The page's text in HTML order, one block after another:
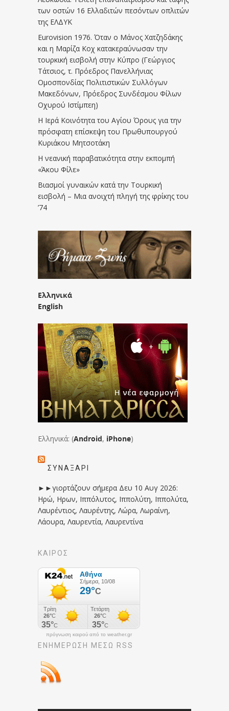
των οστών 16 Ελλαδιτών πεσόντων οπλιτών
της ΕΛΔΥΚ
Eurovision 1976. Όταν ο Μάνος Χατζηδάκης
και η Μαρίζα Κοχ κατακεραύνωσαν την
τουρκική εισβολή στην Κύπρο (Γεώργιος
Τάτσιος, τ. Πρόεδρος Πανελλήνιας
Ομοσπονδίας Πολιτιστικών Συλλόγων
Μακεδόνων, Πρόεδρος Συνδέσμου Φίλων
Οχυρού Ιστίμπεη)
Η Ιερά Κοινότητα του Αγίου Όρους για την
πρόσφατη επίσκεψη του Πρωθυπουργού
Κυριάκου Μητσοτάκη
Η νεανική παραβατικότητα στην εκπομπή
«Άκου Φίλε»
Βιασμοί γυναικών κατά την Τουρκική
εισβολή – Μια ανοιχτή πληγή της φρίκης του
’74
Ελληνικά
English
Ελληνικά: (Android, iPhone)
ΣΥΝΑΞΆΡΙ
►►γιορτάζουν σήμερα Δευ 10 Αυγ 2026:
Ηρώ, Ηρων, Ιππόλυτος, Ιππολύτη, Ιππολύτα,
Λαυρέντιος, Λαυρέντης, Λώρα, Λωραίνη,
Λάουρα, Λαυρεντία, Λαυρεντίνα
ΚΑΙΡΟΣ
πρόγνωση καιρού από το weather.gr
ΕΝΗΜΈΡΩΣΉ ΜΕΣΩ RSS